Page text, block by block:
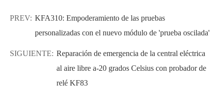
PREV: KFA310: Empoderamiento de las pruebas
personalizadas con el nuevo módulo de 'prueba oscilada'
SIGUIENTE: Reparación de emergencia de la central eléctrica
al aire libre a-20 grados Celsius con probador de
relé KF83